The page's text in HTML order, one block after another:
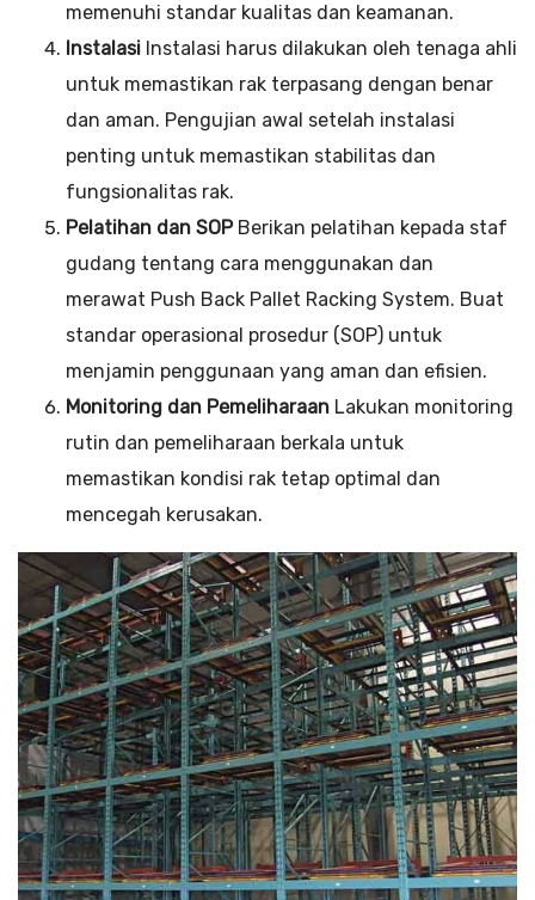
memenuhi standar kualitas dan keamanan.
Instalasi Instalasi harus dilakukan oleh tenaga ahli
untuk memastikan rak terpasang dengan benar
dan aman. Pengujian awal setelah instalasi
penting untuk memastikan stabilitas dan
fungsionalitas rak.
Pelatihan dan SOPBerikan pelatihan kepada staf
gudang tentang cara menggunakan dan
merawat Push Back Pallet Racking System. Buat
standar operasional prosedur (SOP) untuk
menjamin penggunaan yang aman dan efisien.
Monitoring dan Pemeliharaan Lakukan monitoring
rutin dan pemeliharaan berkala untuk
memastikan kondisi rak tetap optimal dan
mencegah kerusakan.